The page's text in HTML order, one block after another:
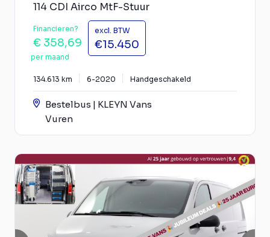
114 CDI Airco MtF-Stuur
Financieren?
€ 358,69
per maand
excl. BTW
€15.450
134.613 km 6-2020 Handgeschakeld
Bestelbus | KLEYN Vans
Vuren